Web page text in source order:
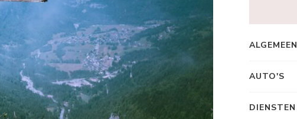
ALGEMEEN
AUTO'S
DIENSTEN